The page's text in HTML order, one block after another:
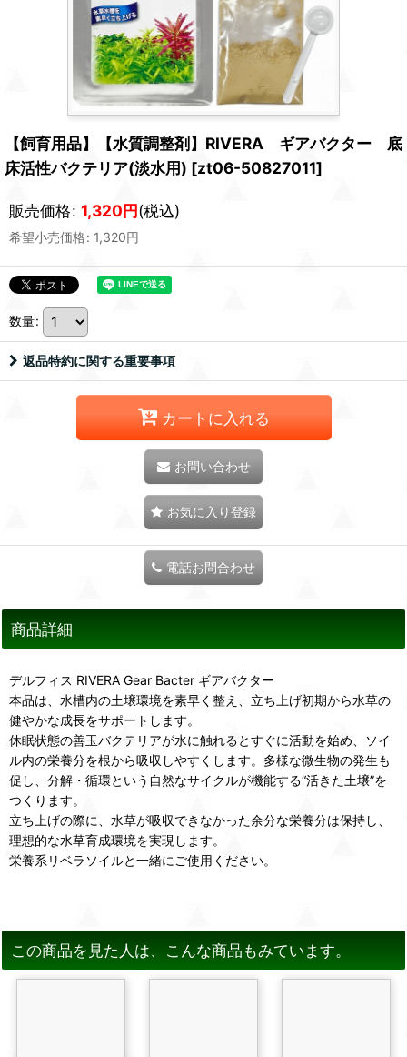
【飼育用品】【水質調整剤】RIVERA ギアバクター 底
床活性バクテリア(淡水用) [zt06-50827011]
販売価格: 1,320円(税込)
希望小売価格: 1,320円
数量:
返品特約に関する重要事項
カートに入れる
お問い合わせ
お気に入り登録
電話お問合わせ
商品詳細
デルフィス RIVERA Gear Bacter ギアバクター
本品は、水槽内の土壌環境を素早く整え、立ち上げ初期から水草の
健やかな成長をサポートします。
休眠状態の善玉バクテリアが水に触れるとすぐに活動を始め、ソイ
ル内の栄養分を根から吸収しやすくします。多様な微生物の発生も
促し、分解・循環という自然なサイクルが機能する“活きた土壌”を
つくります。
立ち上げの際に、水草が吸収できなかった余分な栄養分は保持し、
理想的な水草育成環境を実現します。
栄養系リベラソイルと一緒にご使用ください。
この商品を見た人は、こんな商品もみています。